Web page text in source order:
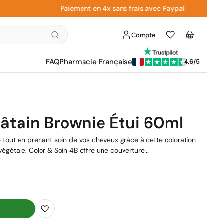
Paiement en 4x sans frais avec Paypal
Compte
Liste
d'envies
Panier
FAQPharmacie Française 4,6/5
Brownie Étui 60ml
tout en prenant soin de vos cheveux grâce à cette coloration
Color & Soin 4B offre une couverture...